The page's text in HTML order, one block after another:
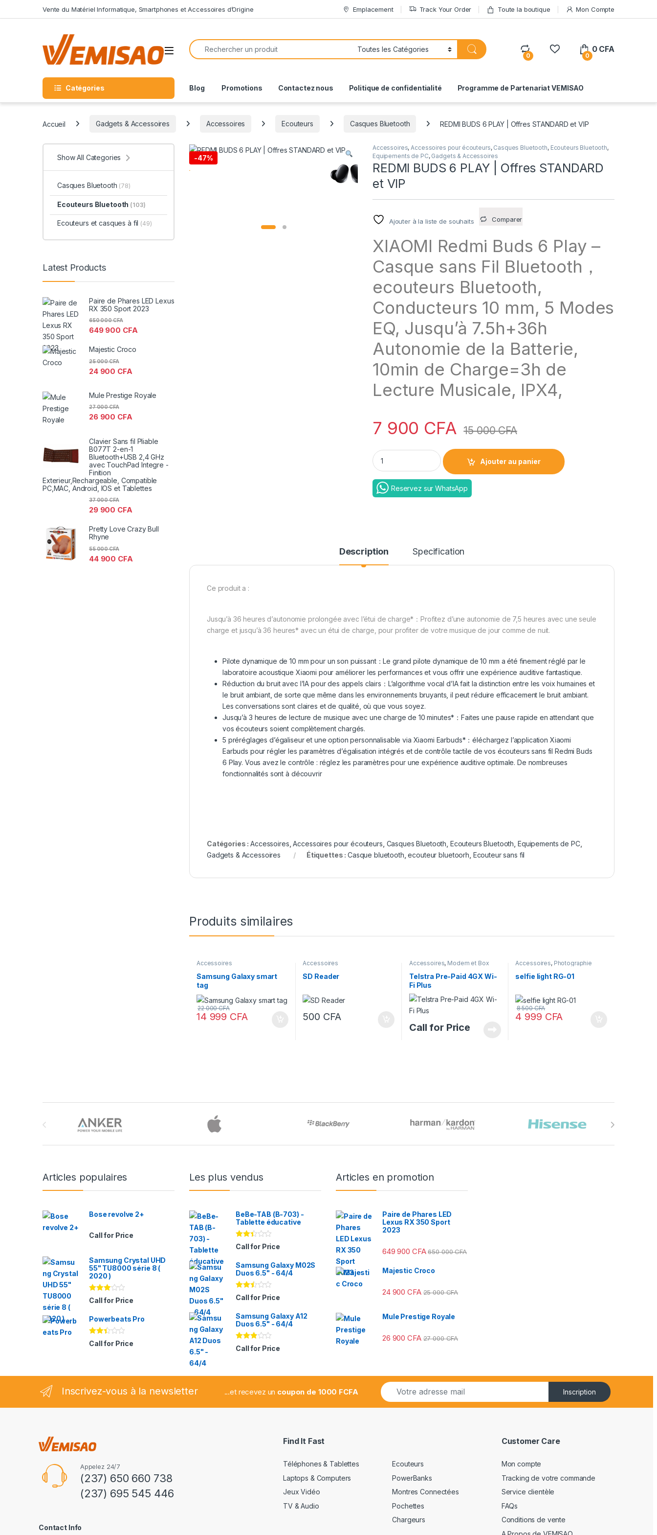
Vente du Matériel Informatique, Smartphones et Accessoires d’Origine Emplacement Track Your Order Toute la boutique Mon Compte
Open
Search for:
0 0
0 CFA
Catégories Blog Promotions Contactez nous Politique de confidentialité Programme de Partenariat VEMISAO
Accueil Gadgets & Accessoires Accessoires Ecouteurs Casques Bluetooth REDMI BUDS 6 PLAY | Offres STANDARD et VIP
-47%
Accessoires, Accessoires pour écouteurs, Casques Bluetooth, Ecouteurs Bluetooth,
Equipements de PC, Gadgets & Accessoires
REDMI BUDS 6 PLAY | Offres STANDARD
et VIP
Ajouter à la liste de souhaits Comparer
XIAOMI Redmi Buds 6 Play –
Casque sans Fil Bluetooth，
ecouteurs Bluetooth,
Conducteurs 10 mm, 5 Modes
EQ, Jusqu’à 7.5h+36h
Autonomie de la Batterie,
10min de Charge=3h de
Lecture Musicale, IPX4,
7 900 CFA 15 000CFA
REDMI BUDS 6 PLAY | Offres STANDARD et VIP quantity
Ajouter au panier
Reservez sur WhatsApp
Description Specification
Ce produit a :
Jusqu’à 36 heures d’autonomie prolongée avec l’étui de charge*：Profitez d’une autonomie de 7,5 heures avec une seule
charge et jusqu’à 36 heures* avec un étui de charge, pour profiter de votre musique de jour comme de nuit.
Pilote dynamique de 10 mm pour un son puissant：Le grand pilote dynamique de 10 mm a été finement réglé par le
laboratoire acoustique Xiaomi pour améliorer les performances et vous offrir une expérience auditive fantastique.
Réduction du bruit avec l’IA pour des appels clairs：L’algorithme vocal d’IA fait la distinction entre les voix humaines et
le bruit ambiant, de sorte que même dans les environnements bruyants, il peut réduire efficacement le bruit ambiant.
Les conversations sont claires et de qualité, où que vous soyez.
Jusqu’à 3 heures de lecture de musique avec une charge de 10 minutes*：Faites une pause rapide en attendant que
vos écouteurs soient complètement chargés.
5 préréglages d’égaliseur et une option personnalisable via Xiaomi Earbuds*：éléchargez l’application Xiaomi
Earbuds pour régler les paramètres d’égalisation intégrés et de contrôle tactile de vos écouteurs sans fil Redmi Buds
6 Play. Vous avez le contrôle : réglez les paramètres pour une expérience auditive optimale. De nombreuses
fonctionnalités sont à découvrir
Catégories :Accessoires ,Accessoires pour écouteurs Casques Bluetooth Ecouteurs Bluetooth Equipements de PC,
Gadgets & Accessoires
Étiquettes : Casque bluetooth ,ecouteur bluetoorh Ecouteur sans fil
Produits similaires
Accessoires
Samsung Galaxy smart
tag
14 999 CFA
22 000CFA
Accessoires
SD Reader
500 CFA
Accessoires, Modem et Box
Telstra Pre-Paid 4GX Wi-
Fi Plus
Call for Price
Accessoires, Photographie
selfie light RG-01
4 999 CFA
8 500CFA
Show All Categories
Casques Bluetooth (78)
Ecouteurs Bluetooth (103)
Ecouteurs et casques à fil (49)
Latest Products
Paire de Phares LED Lexus
RX 350 Sport 2023
649 900 CFA
650 000CFA
Majestic Croco
24 900 CFA
25 000CFA
Mule Prestige Royale
26 900 CFA
27 000CFA
Clavier Sans fil Pliable
B077T 2-en-1
Bluetooth+USB 2,4 GHz
avec TouchPad Integre -
Finition
Exterieur,Rechargeable, Compatible
PC,MAC, Android, IOS et Tablettes
29 900 CFA
37 000CFA
Pretty Love Crazy Bull
Rhyne
44 900 CFA
55 000CFA
Articles populaires
Bose revolve 2+
Call for Price
Samsung Crystal UHD
55" TU8000 série 8 (
2020 )
Note
2.94
Call for Price
Powerbeats Pro
Note
2.35
Call for Price
Les plus vendus
BeBe-TAB (B-703) -
Tablette éducative
Note
2.31
5
Call for Price
Samsung Galaxy M02S
Duos 6.5" - 64/4
Note
2.41
5
Call for Price
Samsung Galaxy A12
Duos 6.5" - 64/4
Note
2.78
Call for Price
Articles en promotion
Paire de Phares LED
Lexus RX 350 Sport
2023
649 900 CFA 650 000CFA
Majestic Croco
24 900CFA 25 000CFA
Mule Prestige Royale
26 900CFA 27 000CFA
Inscrivez-vous à la newsletter ...et recevez un coupon de 1000 FCFA
E
m
a
Inscription
Appelez 24/7
(237) 650 660 738
(237) 695 545 446
Contact Info
Find It Fast
Téléphones & Tablettes
Laptops & Computers
Jeux Vidéo
TV & Audio
Ecouteurs
PowerBanks
Montres Connectées
Pochettes
Chargeurs
Customer Care
Mon compte
Tracking de votre commande
Service clientèle
FAQs
Conditions de vente